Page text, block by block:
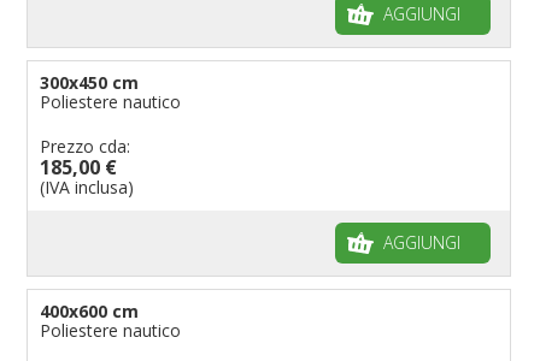
AGGIUNGI
300x450 cm
Poliestere nautico
Prezzo cda:
185,00 €
(IVA inclusa)
AGGIUNGI
400x600 cm
Poliestere nautico